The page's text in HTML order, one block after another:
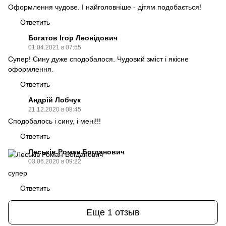
Оформлення чудове. І найголовніше - дітям подобається!
Ответить
Богатов Ігор Леонідович
01.04.2021 в 07:55
Супер! Сину дуже сподобалося. Чудовий зміст і якісне
оформлення.
Ответить
Андрій Лобчук
21.12.2020 в 08:45
Сподобалось і сину, і мені!!!
Ответить
Леськів Роман Богданович
03.06.2020 в 09:22
супер
Ответить
Еще 1 отзыв